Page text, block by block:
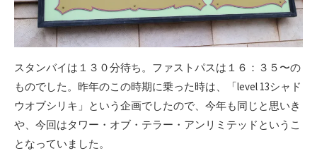
スタンバイは１３０分待ち。ファストパスは１６：３５〜の
ものでした。昨年のこの時期に乗った時は、「level 13シャド
ウオブシリキ」という企画でしたので、今年も同じと思いき
や、今回はタワー・オブ・テラー・アンリミテッドというこ
となっていました。